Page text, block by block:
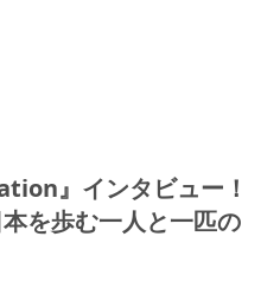
』インタビュー！
を歩む一人と一匹の